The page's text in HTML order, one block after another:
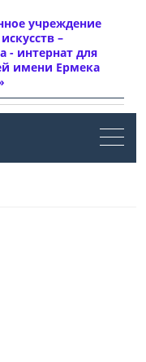
учреждение
–
- интернат для
имени Ермека